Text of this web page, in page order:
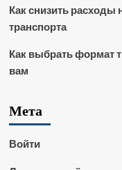
Как снизить расходы
транспорта
Как выбрать формат
вам
Мета
Войти